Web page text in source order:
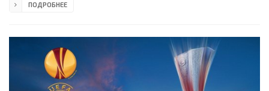
"Атлетико": Давид де Хеа, Антонио Лопес, Томаш Уйфалуши,
Симау (Хуан Валера, 78), Диего Форлан (Эдуардо Сальвио, 85).
Главный тренер - Кике Санчес
ПОДРОБНЕЕ